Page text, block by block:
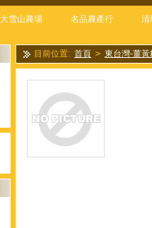
大雪山農場 名品農產行 清
目前位置: 首頁 > 東台灣-薑黃